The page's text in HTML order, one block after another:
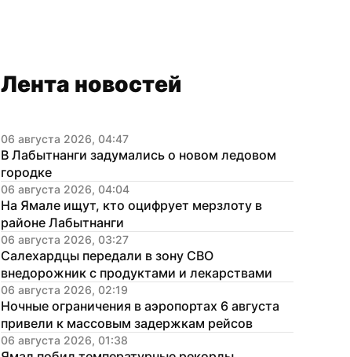
Лента новостей
06 августа 2026, 04:47
В Лабытнанги задумались о новом ледовом
городке
06 августа 2026, 04:04
На Ямале ищут, кто оцифрует мерзлоту в
районе Лабытнанги
06 августа 2026, 03:27
Салехардцы передали в зону СВО
внедорожник с продуктами и лекарствами
06 августа 2026, 02:19
Ночные ограничения в аэропортах 6 августа
привели к массовым задержкам рейсов
06 августа 2026, 01:38